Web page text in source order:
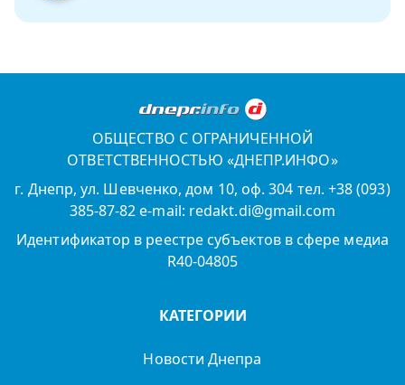
ОБЩЕСТВО С ОГРАНИЧЕННОЙ
ОТВЕТСТВЕННОСТЬЮ «ДНЕПР.ИНФО»
г. Днепр, ул. Шевченко, дом 10, оф. 304 тел. +38 (093)
385-87-82 e-mail: redakt.di@gmail.com
Идентификатор в реестре субъектов в сфере медиа
R40-04805
КАТЕГОРИИ
Новости Днепра